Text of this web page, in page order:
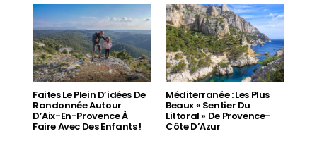
Faites Le Plein D’idées De
Randonnée Autour
D’Aix-En-Provence À
Faire Avec Des Enfants !
Méditerranée : Les Plus
Beaux « Sentier Du
Littoral » De Provence-
Côte D’Azur